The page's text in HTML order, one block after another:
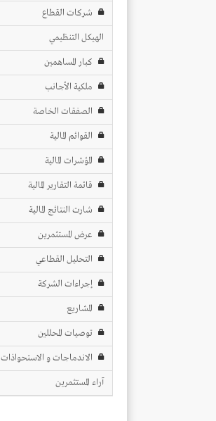
شركات القطاع
الهيكل التنظيمي
كبار المساهمين
ملكية الأجانب
الصفقات الخاصة
القوائم المالية
المؤشرات المالية
قائمة التقارير المالية
شارت النتائج المالية
عرض المستثمرين
التحليل القطاعي
إجراءات الشركة
المشاريع
توصيات المحللين
الاندماجات و الاستحواذات
آراء المستثمرين